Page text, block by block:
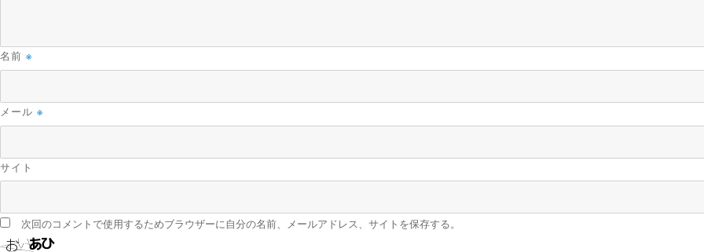
名前 ※
メール ※
サイト
次回のコメントで使用するためブラウザーに自分の名前、メールアドレス、サイトを保存する。